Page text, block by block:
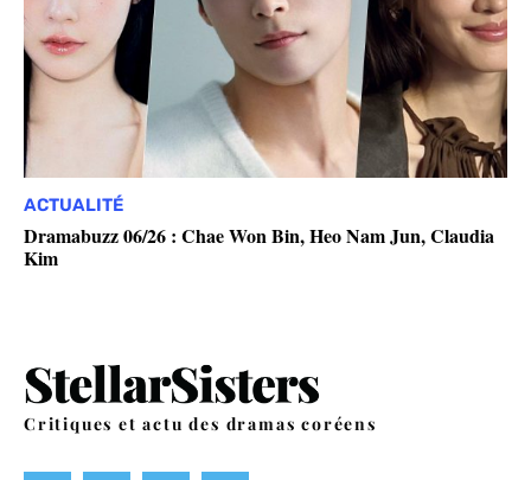
ACTUALITÉ
Dramabuzz 06/26 : Chae Won Bin, Heo Nam Jun, Claudia
Kim
Critiques et actu des dramas coréens